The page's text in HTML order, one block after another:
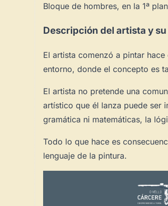
Bloque de hombres, en la 1ª
Descripción del artista y
El artista comenzó a pintar
entorno, donde el concepto es
El artista no pretende una
artístico que él lanza puede ser
gramática ni matemáticas, la
Todo lo que hace es
lenguaje de la pintura.